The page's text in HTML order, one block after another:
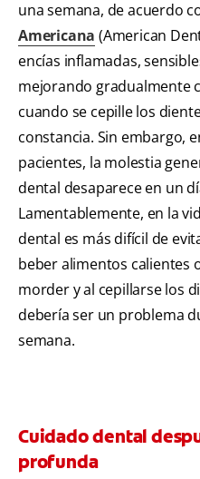
una semana, de acuerdo
Americana (American
encías inflamadas,
mejorando gradualmente
cuando se cepille los
constancia. Sin embargo,
pacientes, la molestia
dental desaparece en un
Lamentablemente, en la
dental es más difícil de
beber alimentos calientes
morder y al cepillarse los
debería ser un problema
semana.
Cuidado dental
profunda